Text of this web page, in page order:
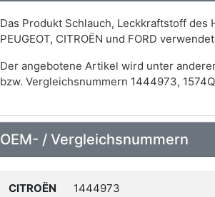
Das Produkt Schlauch, Leckkraftstoff
PEUGEOT, CITROËN und FORD
Der angebotene Artikel wird unter
bzw. Vergleichsnummern 1444973,
OEM- / Vergleichsnummern
CITROËN 1444973